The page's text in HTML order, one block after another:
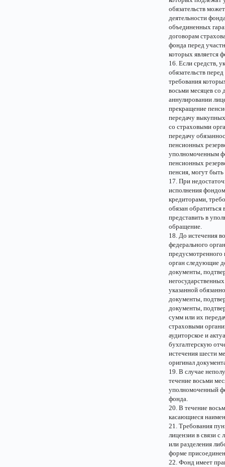
обязательств
деятельности
объединенных
договорам
фонда перед
которых является
16. Если средств,
обязательств
требования
восьми месяцев со
аннулировании
прекращение
передачу
со страховыми
передачу
пенсионных
уполномоченным
пенсионных
пенсия, могут
17. При
исполнения
кредиторами,
обязан
представить в
обращение.
18. До истечения
федерального
предусмотренного
орган следующие
документы,
указанной
документы,
документы,
сумм или их
страховыми
аудиторское и
бухгалтерскую
истечения шести
оригинал
19. В случае
течение восьми
уполномоченный
фонда.
20. В течение
касающиеся
21. Требования
лицензии в связи с
или разделения
форме
22. Фонд имеет